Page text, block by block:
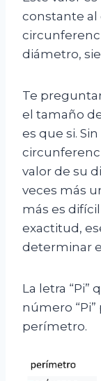
constante al
diámetro,
Te
el tamaño
es que si.
valor de su
veces más
más es
exactitud,
determinar
La letra “Pi”
número
perímetro.